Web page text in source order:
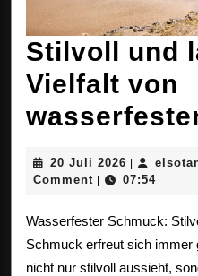
Stilvoll und
Vielfalt von
20 Juli 2026 20
Juli
|
Comment | 07:54
Wasserfester Schmuck:
Schmuck erfreut sich immer
nicht nur stilvoll aussieht,